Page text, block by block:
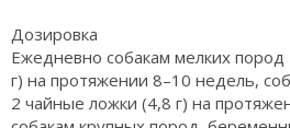
Дозировка
Ежедневно собакам мелких
г) на протяжении 8–10 недель,
2 чайные ложки (4,8 г) на